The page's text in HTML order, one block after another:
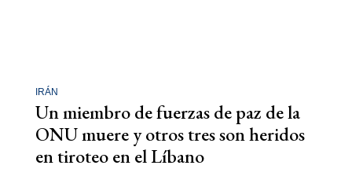
IRÁN
Un miembro de fuerzas de paz de la
ONU muere y otros tres son heridos
en tiroteo en el Líbano